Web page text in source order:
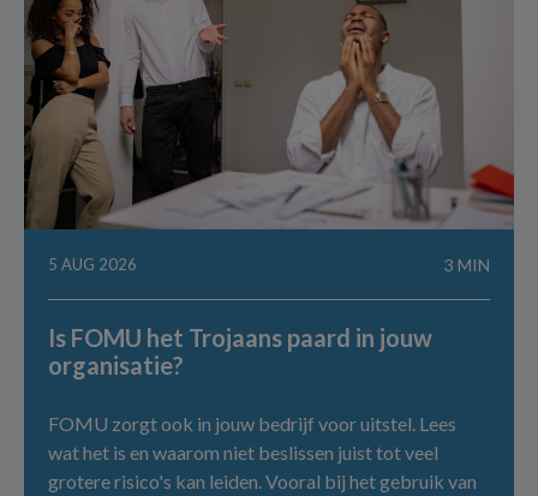
5 AUG 2026 3 MIN
Is FOMU het Trojaans paard in jouw
organisatie?
FOMU zorgt ook in jouw bedrijf voor uitstel. Lees
wat het is en waarom niet beslissen juist tot veel
grotere risico's kan leiden. Vooral bij het gebruik van